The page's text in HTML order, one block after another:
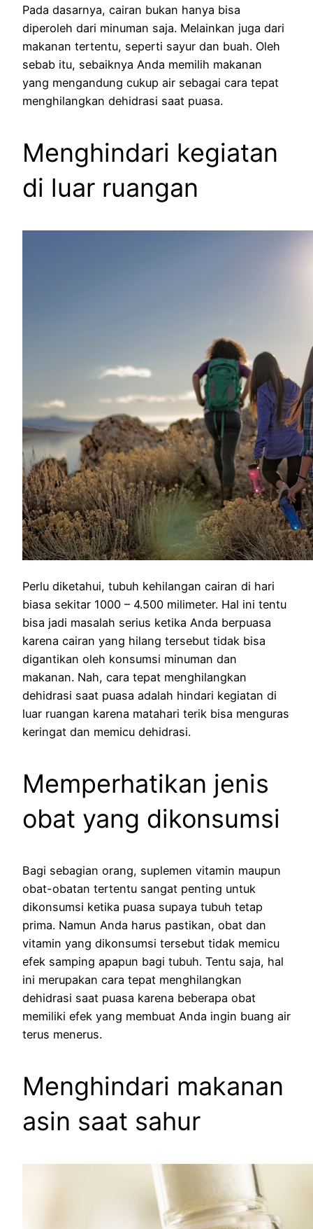
Pada dasarnya, cairan bukan hanya bisa
diperoleh dari minuman saja. Melainkan juga dari
makanan tertentu, seperti sayur dan buah. Oleh
sebab itu, sebaiknya Anda memilih makanan
yang mengandung cukup air sebagai cara tepat
menghilangkan dehidrasi saat puasa.
Menghindari kegiatan
di luar ruangan
Perlu diketahui, tubuh kehilangan cairan di hari
biasa sekitar 1000 – 4.500 milimeter. Hal ini tentu
bisa jadi masalah serius ketika Anda berpuasa
karena cairan yang hilang tersebut tidak bisa
digantikan oleh konsumsi minuman dan
makanan. Nah, cara tepat menghilangkan
dehidrasi saat puasa adalah hindari kegiatan di
luar ruangan karena matahari terik bisa menguras
keringat dan memicu dehidrasi.
Memperhatikan jenis
obat yang dikonsumsi
Bagi sebagian orang, suplemen vitamin maupun
obat-obatan tertentu sangat penting untuk
dikonsumsi ketika puasa supaya tubuh tetap
prima. Namun Anda harus pastikan, obat dan
vitamin yang dikonsumsi tersebut tidak memicu
efek samping apapun bagi tubuh. Tentu saja, hal
ini merupakan cara tepat menghilangkan
dehidrasi saat puasa karena beberapa obat
memiliki efek yang membuat Anda ingin buang air
terus menerus.
Menghindari makanan
asin saat sahur